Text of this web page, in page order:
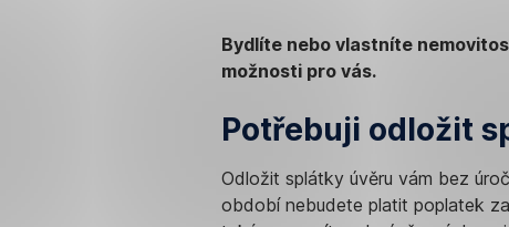
Bydlíte nebo vlastníte
možnosti pro vás.
Potřebuji odložit
Odložit splátky úvěru vám bez
období nebudete platit poplatek